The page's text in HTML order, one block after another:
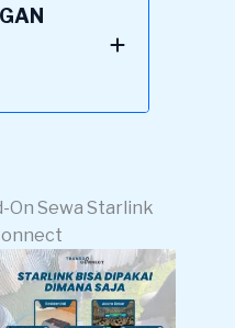
On Sewa Starlink
Lokasi Pemakaian